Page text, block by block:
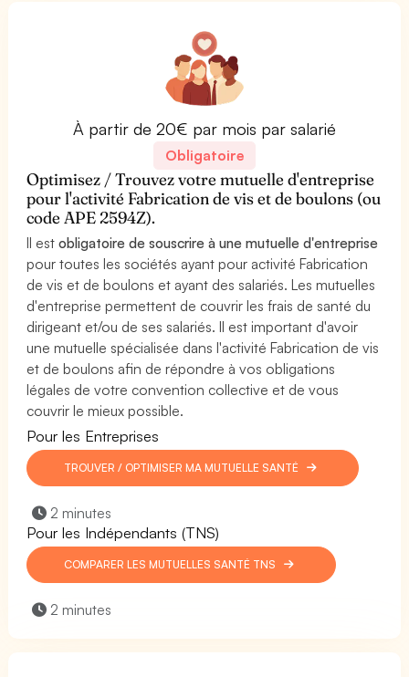
À partir de 20€ par mois par salarié
Obligatoire
Optimisez / Trouvez votre mutuelle d'entreprise
pour l'activité Fabrication de vis et de boulons (ou
code APE 2594Z).
Il estobligatoire de souscrire à une mutuelle d'entreprise
pour toutes les sociétés ayant pour activité Fabrication
de vis et de boulons et ayant des salariés. Les mutuelles
d'entreprise permettent de couvrir les frais de santé du
dirigeant et/ou de ses salariés. Il est important d'avoir
une mutuelle spécialisée dans l'activité Fabrication de vis
et de boulons afin de répondre à vos obligations
légales de votre convention collective et de vous
couvrir le mieux possible.
Pour les Entreprises
TROUVER / OPTIMISER MA MUTUELLE SANTÉ
2 minutes
Pour les Indépendants (TNS)
COMPARER LES MUTUELLES SANTÉ TNS
2 minutes